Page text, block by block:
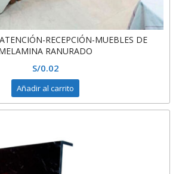
RECEPCIÓN-MUEBLES DE
RANURADO
S/0.02
Añadir al carrito